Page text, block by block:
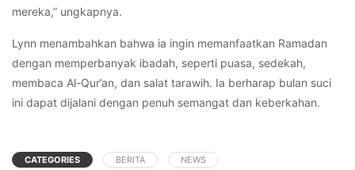
mereka,” ungkapnya.
Lynn menambahkan bahwa ia ingin memanfaatkan Ramadan
dengan memperbanyak ibadah, seperti puasa, sedekah,
membaca Al-Qur’an, dan salat tarawih. Ia berharap bulan suci
ini dapat dijalani dengan penuh semangat dan keberkahan.
CATEGORIES BERITA NEWS